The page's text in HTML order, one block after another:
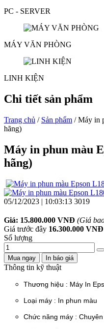
PC - SERVER
MÁY VĂN PHÒNG
LINH KIỆN
Chi tiết sản phẩm
Trang chủ / Sản phẩm / Máy in
hãng)
Máy in phun màu
hãng)
05/12/2023 | 10:03:13 3019
Giá: 15.800.000 VNĐ (Giá
Giá trước đây 16.300.000 VNĐ
Số lượng
Mua ngay In báo giá
Thông tin kỹ thuật
Thương hiệu : Máy In
Loại máy : In phun màu
Chức năng máy : Chuyên